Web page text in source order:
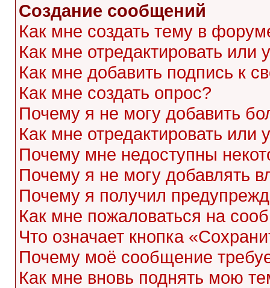
Создание сообщений
Как мне создать тему в
Как мне отредактировать или
Как мне добавить подпись к
Как мне создать опрос?
Почему я не могу добавить
Как мне отредактировать или
Почему мне недоступны
Почему я не могу добавлять
Почему я получил
Как мне пожаловаться на
Что означает кнопка
Почему моё сообщение
Как мне вновь поднять мою